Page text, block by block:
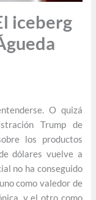
iceberg
O quizá
Trump de
los productos
dólares vuelve a
no ha conseguido
como valedor de